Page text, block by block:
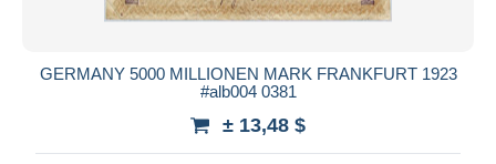
GERMANY 5000 MILLIONEN MARK FRANKFURT 1923
#alb004 0381
± 13,48 $